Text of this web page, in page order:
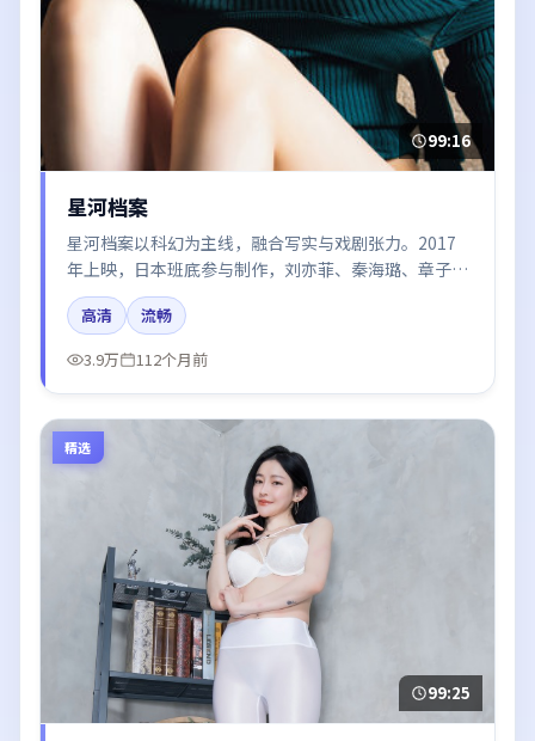
99:16
星河档案
星河档案以科幻为主线，融合写实与戏剧张力。2017
年上映，日本班底参与制作，刘亦菲、秦海璐、章子
怡、张子枫在片中呈现细腻表演，影像风格统一，配乐
与剪辑强化了情绪曲线。
高清
流畅
3.9万
112个月前
精选
99:25